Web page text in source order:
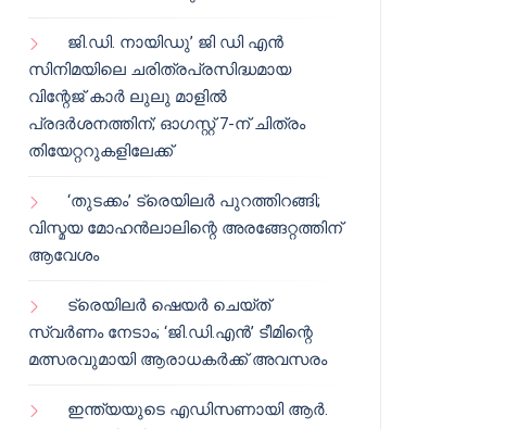
ജി.ഡി. നായിഡു’ ജി ഡി എൻ
സിനിമയിലെ ചരിത്രപ്രസിദ്ധമായ
വിന്റേജ് കാർ ലുലു മാളിൽ
പ്രദർശനത്തിന്; ഓഗസ്റ്റ് 7-ന് ചിത്രം
തിയേറ്ററുകളിലേക്ക്
‘തുടക്കം’ ട്രെയിലർ പുറത്തിറങ്ങി;
വിസ്മയ മോഹൻലാലിന്റെ അരങ്ങേറ്റത്തിന്
ആവേശം
ട്രെയിലർ ഷെയർ ചെയ്‌ത്
സ്വർണം നേടാം; ‘ജി.ഡി.എൻ’ ടീമിന്റെ
മത്സരവുമായി ആരാധകർക്ക് അവസരം
ഇന്ത്യയുടെ എഡിസണായി ആർ.